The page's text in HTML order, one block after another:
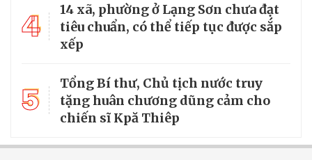
4
14 xã, phường ở Lạng Sơn chưa đạt
tiêu chuẩn, có thể tiếp tục được sắp
xếp
5
Tổng Bí thư, Chủ tịch nước truy
tặng huân chương dũng cảm cho
chiến sĩ Kpă Thiêp